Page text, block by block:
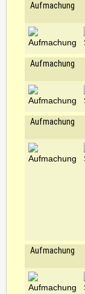
Aufmachung
Aufmachung
Aufmachung
Aufmachung